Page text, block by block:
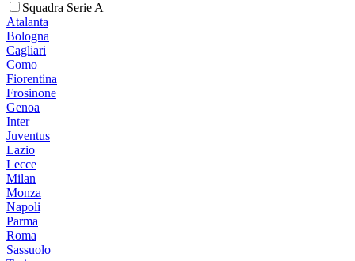
Squadra Serie A
Atalanta
Bologna
Cagliari
Como
Fiorentina
Frosinone
Genoa
Inter
Juventus
Lazio
Lecce
Milan
Monza
Napoli
Parma
Roma
Sassuolo